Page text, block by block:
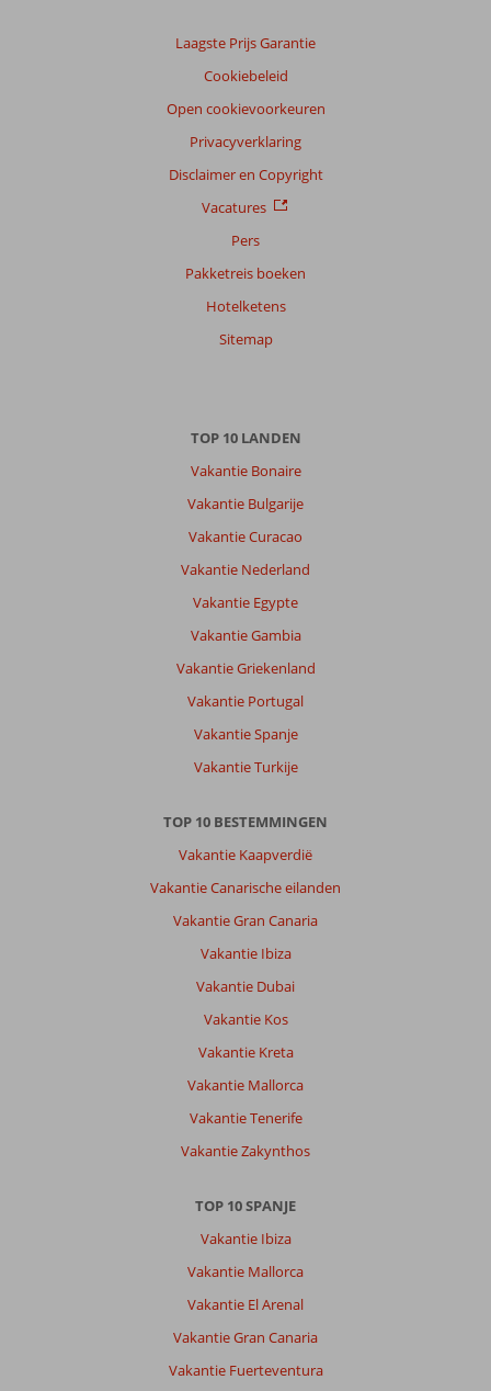
Laagste Prijs Garantie
Cookiebeleid
Open cookievoorkeuren
Privacyverklaring
Disclaimer en Copyright
Vacatures
Pers
Pakketreis boeken
Hotelketens
Sitemap
TOP 10 LANDEN
Vakantie Bonaire
Vakantie Bulgarije
Vakantie Curacao
Vakantie Nederland
Vakantie Egypte
Vakantie Gambia
Vakantie Griekenland
Vakantie Portugal
Vakantie Spanje
Vakantie Turkije
TOP 10 BESTEMMINGEN
Vakantie Kaapverdië
Vakantie Canarische eilanden
Vakantie Gran Canaria
Vakantie Ibiza
Vakantie Dubai
Vakantie Kos
Vakantie Kreta
Vakantie Mallorca
Vakantie Tenerife
Vakantie Zakynthos
TOP 10 SPANJE
Vakantie Ibiza
Vakantie Mallorca
Vakantie El Arenal
Vakantie Gran Canaria
Vakantie Fuerteventura